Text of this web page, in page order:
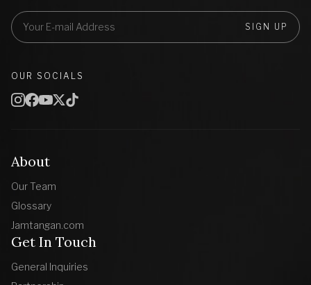
About
Our Team
Glossary
Jamtangan.com
Get In Touch
General Inquiries
SIGN UP
OUR SOCIALS